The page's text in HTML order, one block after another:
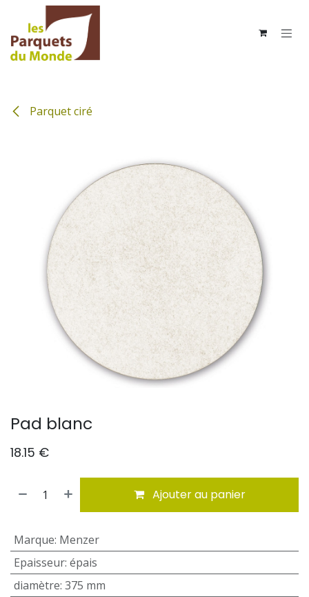
Se rendre au contenu
Parquet ciré
Pad blanc
18.15 €
Ajouter au panier
Marque: Menzer
Epaisseur: épais
diamètre: 375 mm